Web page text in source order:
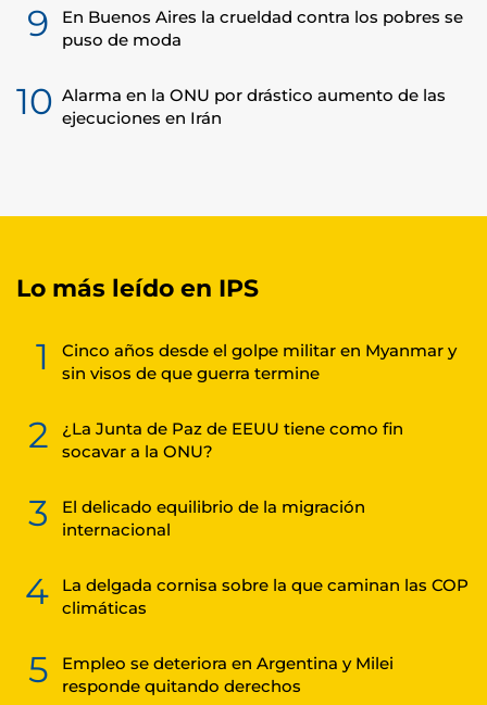
9
En Buenos Aires la crueldad contra los pobres se
puso de moda
10 Alarma en la ONU por drástico aumento de las
ejecuciones en Irán
Lo más leído en IPS
1
Cinco años desde el golpe militar en Myanmar y
sin visos de que guerra termine
2
¿La Junta de Paz de EEUU tiene como fin
socavar a la ONU?
3
El delicado equilibrio de la migración
internacional
4
La delgada cornisa sobre la que caminan las COP
climáticas
5
Empleo se deteriora en Argentina y Milei
responde quitando derechos